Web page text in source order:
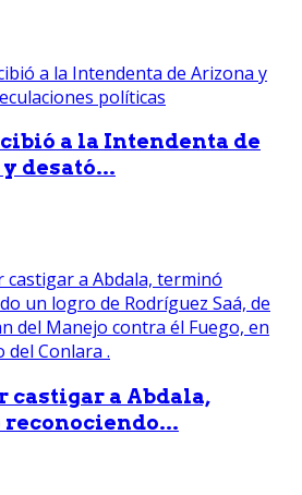
a la Intendenta de
desató...
castigar a Abdala,